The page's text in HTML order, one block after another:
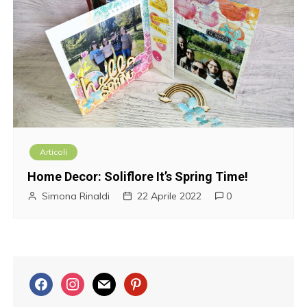
Articoli
Home Decor: Soliflore It’s Spring Time!
Simona Rinaldi 22 Aprile 2022 0
f
a
i
n
m
a
p